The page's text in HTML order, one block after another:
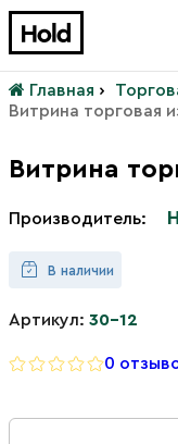
Главная ›
Витрина торговая
Витрина
Производитель:
В наличии
Артикул: 30-12
0